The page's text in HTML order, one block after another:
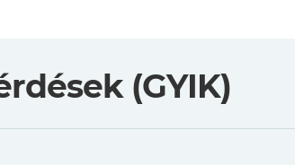
(GYIK)